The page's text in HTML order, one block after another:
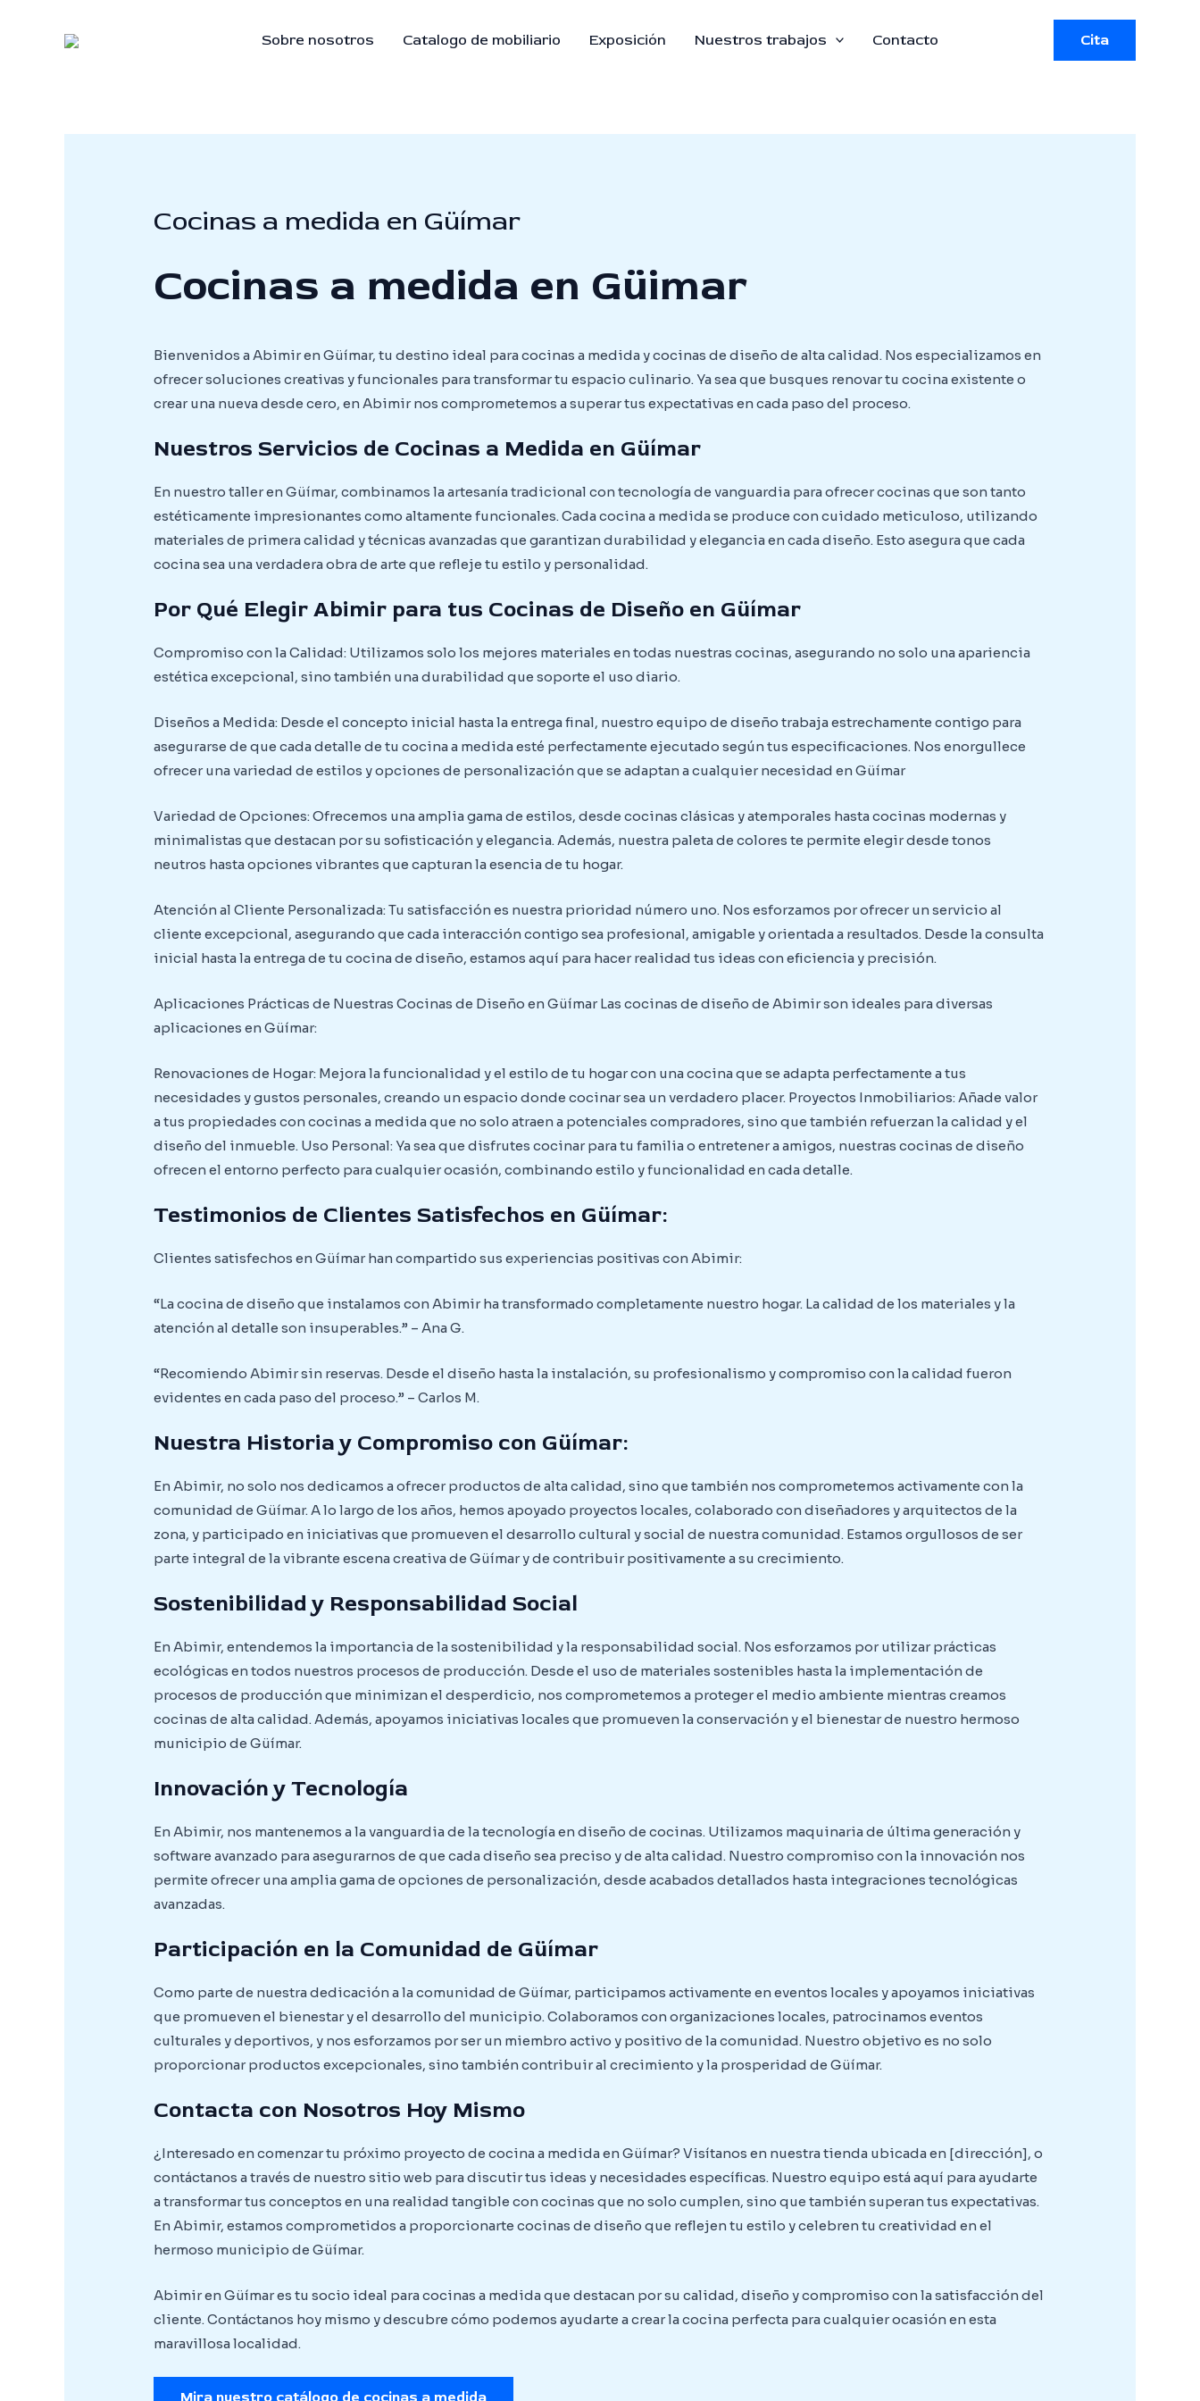
Sobre nosotros Catalogo de mobiliario Exposición Nuestros trabajos Contacto Cita
Cocinas a medida en Güímar
Cocinas a medida en Güimar
Bienvenidos a Abimir en Güímar, tu destino ideal para cocinas a medida y cocinas de diseño de alta calidad. Nos especializamos en
ofrecer soluciones creativas y funcionales para transformar tu espacio culinario. Ya sea que busques renovar tu cocina existente o
crear una nueva desde cero, en Abimir nos comprometemos a superar tus expectativas en cada paso del proceso.
Nuestros Servicios de Cocinas a Medida en Güímar
En nuestro taller en Güímar, combinamos la artesanía tradicional con tecnología de vanguardia para ofrecer cocinas que son tanto
estéticamente impresionantes como altamente funcionales. Cada cocina a medida se produce con cuidado meticuloso, utilizando
materiales de primera calidad y técnicas avanzadas que garantizan durabilidad y elegancia en cada diseño. Esto asegura que cada
cocina sea una verdadera obra de arte que refleje tu estilo y personalidad.
Por Qué Elegir Abimir para tus Cocinas de Diseño en Güímar
Compromiso con la Calidad: Utilizamos solo los mejores materiales en todas nuestras cocinas, asegurando no solo una apariencia
estética excepcional, sino también una durabilidad que soporte el uso diario.
Diseños a Medida: Desde el concepto inicial hasta la entrega final, nuestro equipo de diseño trabaja estrechamente contigo para
asegurarse de que cada detalle de tu cocina a medida esté perfectamente ejecutado según tus especificaciones. Nos enorgullece
ofrecer una variedad de estilos y opciones de personalización que se adaptan a cualquier necesidad en Güímar
Variedad de Opciones: Ofrecemos una amplia gama de estilos, desde cocinas clásicas y atemporales hasta cocinas modernas y
minimalistas que destacan por su sofisticación y elegancia. Además, nuestra paleta de colores te permite elegir desde tonos
neutros hasta opciones vibrantes que capturan la esencia de tu hogar.
Atención al Cliente Personalizada: Tu satisfacción es nuestra prioridad número uno. Nos esforzamos por ofrecer un servicio al
cliente excepcional, asegurando que cada interacción contigo sea profesional, amigable y orientada a resultados. Desde la consulta
inicial hasta la entrega de tu cocina de diseño, estamos aquí para hacer realidad tus ideas con eficiencia y precisión.
Aplicaciones Prácticas de Nuestras Cocinas de Diseño en Güímar Las cocinas de diseño de Abimir son ideales para diversas
aplicaciones en Güímar:
Renovaciones de Hogar: Mejora la funcionalidad y el estilo de tu hogar con una cocina que se adapta perfectamente a tus
necesidades y gustos personales, creando un espacio donde cocinar sea un verdadero placer. Proyectos Inmobiliarios: Añade valor
a tus propiedades con cocinas a medida que no solo atraen a potenciales compradores, sino que también refuerzan la calidad y el
diseño del inmueble. Uso Personal: Ya sea que disfrutes cocinar para tu familia o entretener a amigos, nuestras cocinas de diseño
ofrecen el entorno perfecto para cualquier ocasión, combinando estilo y funcionalidad en cada detalle.
Testimonios de Clientes Satisfechos en Güímar:
Clientes satisfechos en Güímar han compartido sus experiencias positivas con Abimir:
“La cocina de diseño que instalamos con Abimir ha transformado completamente nuestro hogar. La calidad de los materiales y la
atención al detalle son insuperables.” – Ana G.
“Recomiendo Abimir sin reservas. Desde el diseño hasta la instalación, su profesionalismo y compromiso con la calidad fueron
evidentes en cada paso del proceso.” – Carlos M.
Nuestra Historia y Compromiso con Güímar:
En Abimir, no solo nos dedicamos a ofrecer productos de alta calidad, sino que también nos comprometemos activamente con la
comunidad de Güímar. A lo largo de los años, hemos apoyado proyectos locales, colaborado con diseñadores y arquitectos de la
zona, y participado en iniciativas que promueven el desarrollo cultural y social de nuestra comunidad. Estamos orgullosos de ser
parte integral de la vibrante escena creativa de Güímar y de contribuir positivamente a su crecimiento.
Sostenibilidad y Responsabilidad Social
En Abimir, entendemos la importancia de la sostenibilidad y la responsabilidad social. Nos esforzamos por utilizar prácticas
ecológicas en todos nuestros procesos de producción. Desde el uso de materiales sostenibles hasta la implementación de
procesos de producción que minimizan el desperdicio, nos comprometemos a proteger el medio ambiente mientras creamos
cocinas de alta calidad. Además, apoyamos iniciativas locales que promueven la conservación y el bienestar de nuestro hermoso
municipio de Güímar.
Innovación y Tecnología
En Abimir, nos mantenemos a la vanguardia de la tecnología en diseño de cocinas. Utilizamos maquinaria de última generación y
software avanzado para asegurarnos de que cada diseño sea preciso y de alta calidad. Nuestro compromiso con la innovación nos
permite ofrecer una amplia gama de opciones de personalización, desde acabados detallados hasta integraciones tecnológicas
avanzadas.
Participación en la Comunidad de Güímar
Como parte de nuestra dedicación a la comunidad de Güímar, participamos activamente en eventos locales y apoyamos iniciativas
que promueven el bienestar y el desarrollo del municipio. Colaboramos con organizaciones locales, patrocinamos eventos
culturales y deportivos, y nos esforzamos por ser un miembro activo y positivo de la comunidad. Nuestro objetivo es no solo
proporcionar productos excepcionales, sino también contribuir al crecimiento y la prosperidad de Güímar.
Contacta con Nosotros Hoy Mismo
¿Interesado en comenzar tu próximo proyecto de cocina a medida en Güímar? Visítanos en nuestra tienda ubicada en [dirección], o
contáctanos a través de nuestro sitio web para discutir tus ideas y necesidades específicas. Nuestro equipo está aquí para ayudarte
a transformar tus conceptos en una realidad tangible con cocinas que no solo cumplen, sino que también superan tus expectativas.
En Abimir, estamos comprometidos a proporcionarte cocinas de diseño que reflejen tu estilo y celebren tu creatividad en el
hermoso municipio de Güímar.
Abimir en Güímar es tu socio ideal para cocinas a medida que destacan por su calidad, diseño y compromiso con la satisfacción del
cliente. Contáctanos hoy mismo y descubre cómo podemos ayudarte a crear la cocina perfecta para cualquier ocasión en esta
maravillosa localidad.